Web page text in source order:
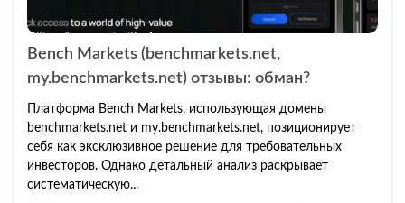
Bench Markets (benchmarkets.net,
my.benchmarkets.net) отзывы: обман?
Платформа Bench Markets, использующая домены
benchmarkets.net и my.benchmarkets.net, позиционирует
себя как эксклюзивное решение для требовательных
инвесторов. Однако детальный анализ раскрывает
систематическую...